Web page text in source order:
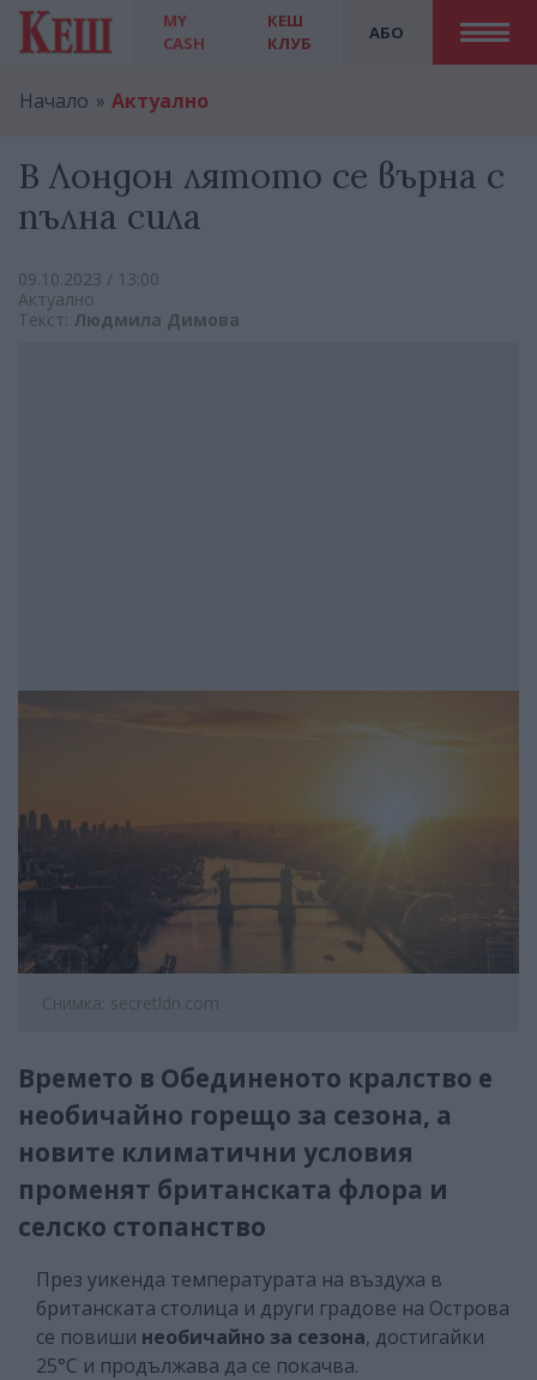
MY
CASH
АБО
КЕШ
КЛУБ
Начало Актуално
В Лондон лятото се върна с
пълна сила
09.10.2023 / 13:00
Актуално
Текст: Людмила Димова
Снимка: secretldn.com
Времето в Обединеното кралство е
необичайно горещо за сезона, а
новите климатични условия
променят британската флора и
селско стопанство
През уикенда температурата на въздуха в
британската столица и други градове на Острова
се повиши необичайно за сезона, достигайки
25°C и продължава да се покачва.